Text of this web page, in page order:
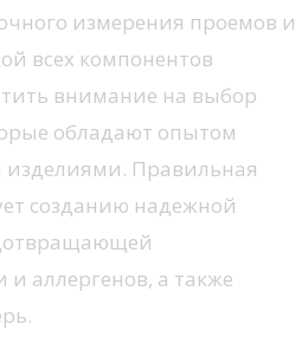
измерения проемов и
всех компонентов
внимание на выбор
обладают опытом
Правильная
созданию надежной
аллергенов, а также